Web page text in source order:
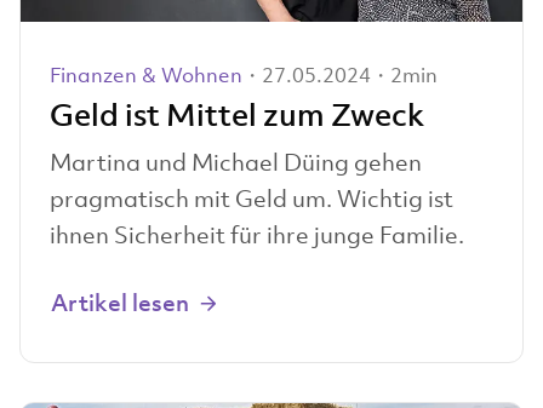
Finanzen & Wohnen ・27.05.2024・2min
Geld ist Mittel zum Zweck
Martina und Michael Düing gehen
pragmatisch mit Geld um. Wichtig ist
ihnen Sicherheit für ihre junge Familie.
Artikel lesen